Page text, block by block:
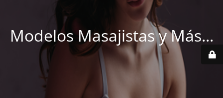
Modelos Masajistas y Más...